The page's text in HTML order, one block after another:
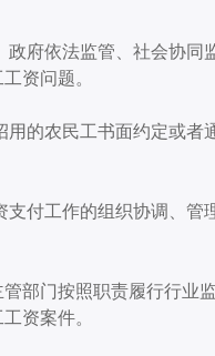
府依法监管、社会协同
资问题。
的农民工书面约定或者
付工作的组织协调、管
部门按照职责履行行业
资案件。